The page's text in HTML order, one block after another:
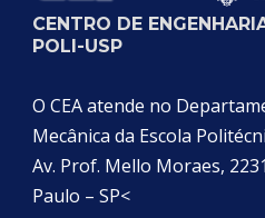
CENTRO DE
POLI-USP
O CEA atende no
Mecânica da Escola
Av. Prof. Mello Moraes,
Paulo – SP<